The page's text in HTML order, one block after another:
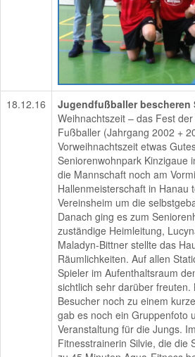
18.12.16
Jugendfußballer bescheren
Weihnachtszeit – das Fest
Fußballer (Jahrgang 2002 +
Vorweihnachtszeit etwas
Seniorenwohnpark Kinzigaue
die Mannschaft noch am
Hallenmeisterschaft in Hanau
Vereinsheim um die
Danach ging es zum
zuständige Heimleitung,
Maladyn-Bittner stellte das
Räumlichkeiten. Auf allen
Spieler im Aufenthaltsraum
sichtlich sehr darüber
Besucher noch zu einem
gab es noch ein Gruppenfoto
Veranstaltung für die Jungs.
Fitnesstrainerin Silvie, die die